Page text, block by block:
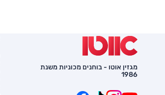
מגזין אוטו - בוחנים מכוניות משנת
1986